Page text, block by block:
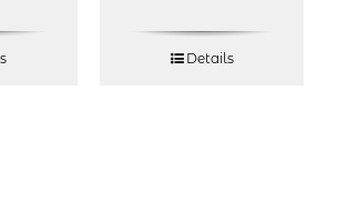
Details